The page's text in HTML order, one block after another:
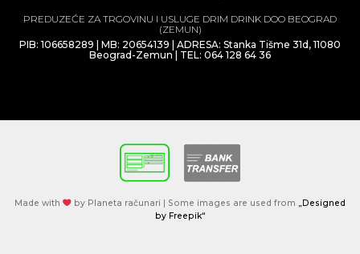
PREDUZEĆE ZA TRGOVINU I USLUGE DRIM DRINK DOO BEOGRAD
(ZEMUN)
PIB: 106658289 | MB: 20654139 | ADRESA: Stanka Tišme 31d, 11080
Beograd-Zemun | TEL: 064 128 64 36
Made with by Planeta računari | Some images are used from „Designed
by Freepik“